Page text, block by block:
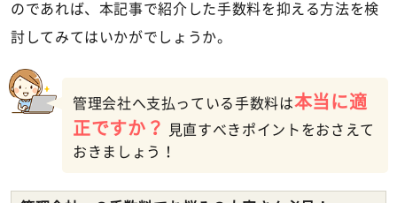
のであれば、本記事で紹介した手数料を抑える方法を検
討してみてはいかがでしょうか。
管理会社へ支払っている手数料は本当に適
正ですか？
見直すべきポイントをおさえて
おきましょう！